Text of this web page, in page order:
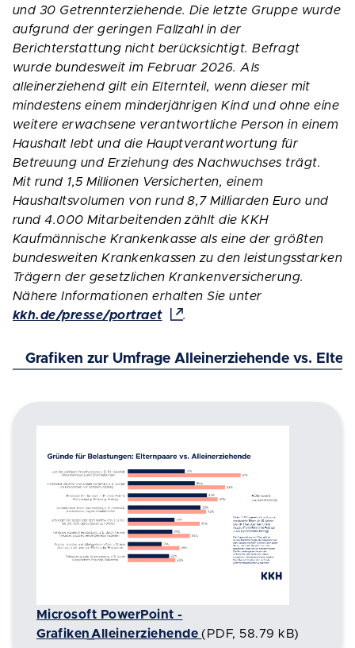
und 30 Getrennterziehende. Die letzte Gruppe wurde
aufgrund der geringen Fallzahl in der
Berichterstattung nicht berücksichtigt. Befragt
wurde bundesweit im Februar 2026. Als
alleinerziehend gilt ein Elternteil, wenn dieser mit
mindestens einem minderjährigen Kind und ohne eine
weitere erwachsene verantwortliche Person in einem
Haushalt lebt und die Hauptverantwortung für
Betreuung und Erziehung des Nachwuchses trägt.
Mit rund 1,5 Millionen Versicherten, einem
Haushaltsvolumen von rund 8,7 Milliarden Euro und
rund 4.000 Mitarbeitenden zählt die KKH
Kaufmännische Krankenkasse als eine der größten
bundesweiten Krankenkassen zu den leistungsstarken
Trägern der gesetzlichen Krankenversicherung.
Nähere Informationen erhalten Sie unter
kkh.de/presse/portraet
.
Grafiken zur Umfrage Alleinerziehende vs.
Microsoft PowerPoint -
Grafiken_Alleinerziehende ( PDF, 58.79 kB)